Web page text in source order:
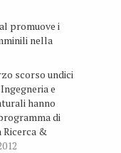
promuove i
nella
scorso undici
e
hanno
di
&
la